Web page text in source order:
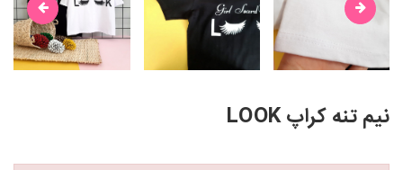
نیم تنه کراپ LOOK